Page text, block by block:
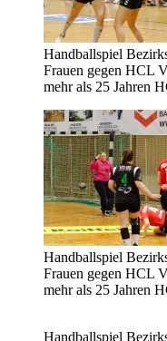
Handballspiel
Frauen gegen HCL
mehr als 25 Jahren
Handballspiel
Frauen gegen HCL
mehr als 25 Jahren
Handballspiel